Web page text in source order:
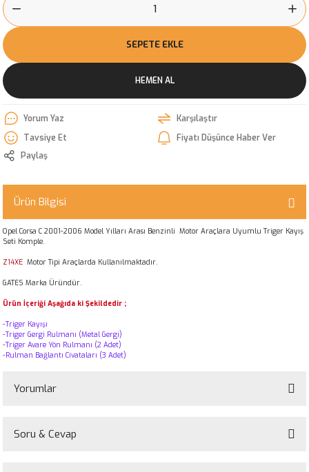
SEPETE EKLE
HEMEN AL
Yorum Yaz
Karşılaştır
Tavsiye Et
Fiyatı Düşünce Haber Ver
Paylaş
Ürün Bilgisi
Opel Corsa C 2001-2006 Model Yılları Arası Benzinli Motor Araçlara Uyumlu Triger Kayış
Seti Komple.
Z14XE Motor Tipi Araçlarda Kullanılmaktadır.
GATES Marka Üründür.
Ürün İçeriği Aşağıda ki Şekildedir ;
-Triger Kayışı
-Triger Gergi Rulmanı (Metal Gergi)
-Triger Avare Yön Rulmanı (2 Adet)
-Rulman Bağlantı Civataları (3 Adet)
Yorumlar
Soru & Cevap